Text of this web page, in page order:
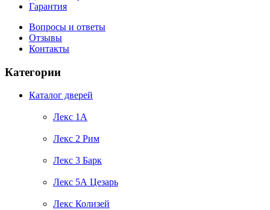
Гарантия
Вопросы и ответы
Отзывы
Контакты
Категории
Каталог дверей
Лекс 1А
Лекс 2 Рим
Лекс 3 Барк
Лекс 5А Цезарь
Лекс Колизей